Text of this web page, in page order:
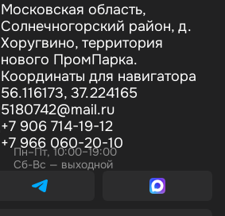
Московская область,
Солнечногорский район, д.
Хоругвино, территория
нового ПромПарка.
Координаты для навигатора
56.116173, 37.224165
5180742@mail.ru
+7 906 714-19-12
+7 966 060-20-10
Пн–Пт, 10:00–19:00
Сб-Вс — выходной